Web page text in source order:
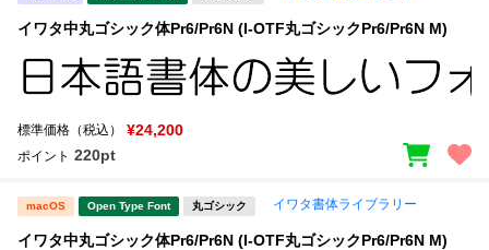
イワタ中丸ゴシック体Pr6/Pr6N (I-OTF丸ゴシックPr6/Pr6N M)
標準価格（税込） ¥24,200
ポイント 220pt
macOS Open Type Font 丸ゴシック イワタ書体ライブラリー
イワタ中丸ゴシック体Pr6/Pr6N (I-OTF丸ゴシックPr6/Pr6N M)